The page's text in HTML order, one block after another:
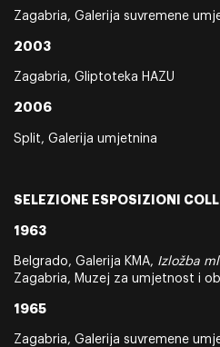
Zagabria, Galerija suvremene
2003
Zagabria, Gliptoteka HAZU
2006
Split, Galerija umjetnina
SELEZIONE ESPOSIZIONI
1963
Belgrado, Galerija KMA, Izložba
Zagabria, Muzej za umjetnost i
1965
Zagabria, Galerija suvremene